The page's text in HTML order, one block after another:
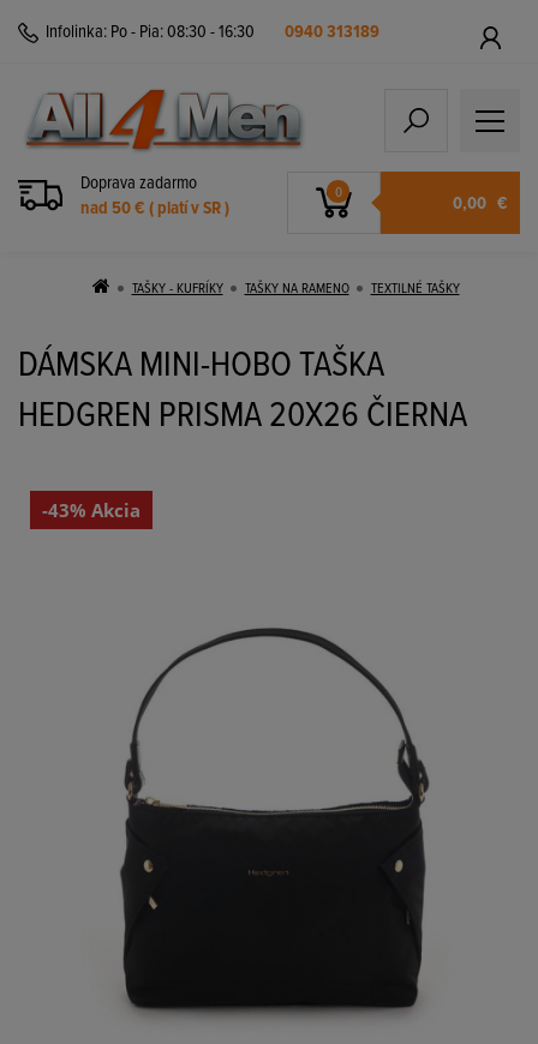
Infolinka: Po - Pia: 08:30 - 16:30 0940 313189
Doprava zadarmo
nad 50 € ( platí v SR )
0 0,00 €
TAŠKY - KUFRÍKY TAŠKY NA RAMENO TEXTILNÉ TAŠKY
DÁMSKA MINI-HOBO TAŠKA
HEDGREN PRISMA 20X26 ČIERNA
-43% Akcia